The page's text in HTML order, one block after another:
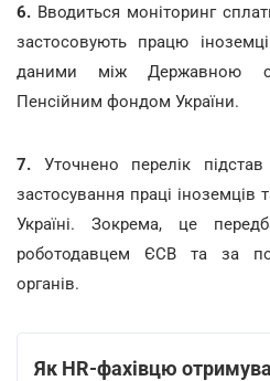
6. Вводиться моніторинг
застосовують працю
даними між Державною
Пенсійним фондом України.
7. Уточнено перелік
застосування праці іноземців
Україні. Зокрема, це
роботодавцем ЄСВ та за
органів.
Як HR-фахівцю